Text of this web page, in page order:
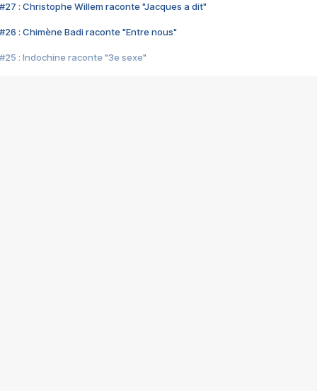
#27 : Christophe Willem raconte "Jacques a dit"
#26 : Chimène Badi raconte "Entre nous"
#25 : Indochine raconte "3e sexe"